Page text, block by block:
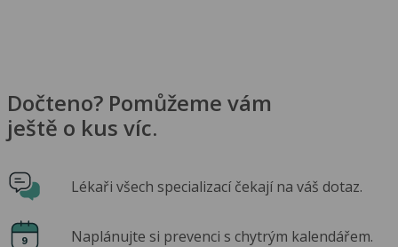
Dočteno? Pomůžeme vám
ještě o kus víc.
Lékaři všech specializací čekají na váš dotaz.
Naplánujte si prevenci s chytrým kalendářem.